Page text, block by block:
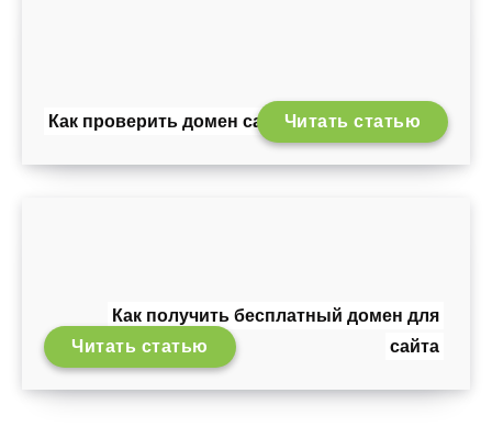
Как проверить домен сайтаЧитать статью
Как получить бесплатный домен для
сайта
Читать статью